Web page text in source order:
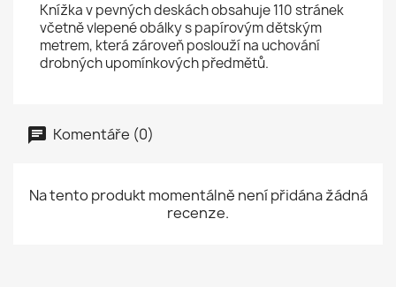
Knížka v pevných deskách obsahuje 110 stránek
včetně vlepené obálky s papírovým dětským
metrem, která zároveň poslouží na uchování
drobných upomínkových předmětů.
Komentáře (0)
Na tento produkt momentálně není přidána žádná
recenze.